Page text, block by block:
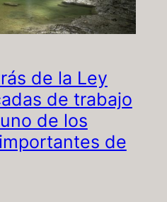
de la Ley
de trabajo
de los
de